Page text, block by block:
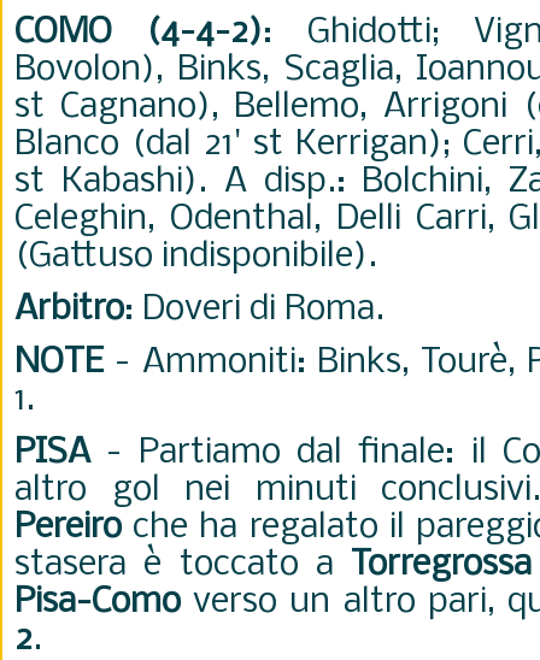
COMO (4-4-2): Ghidotti;
Bovolon), Binks, Scaglia,
st Cagnano), Bellemo, Arrigoni
Blanco (dal 21' st Kerrigan);
st Kabashi). A disp.: Bolchini,
Celeghin, Odenthal, Delli Carri,
(Gattuso indisponibile).
Arbitro: Doveri di Roma.
NOTE- Ammoniti: Binks, Tourè,
1.
PISA- Partiamo dal finale: il
altro gol nei minuti
Pereiroche ha regalato il
stasera è toccato a
Torregrossa
Pisa-Comoverso un altro pari,
2.